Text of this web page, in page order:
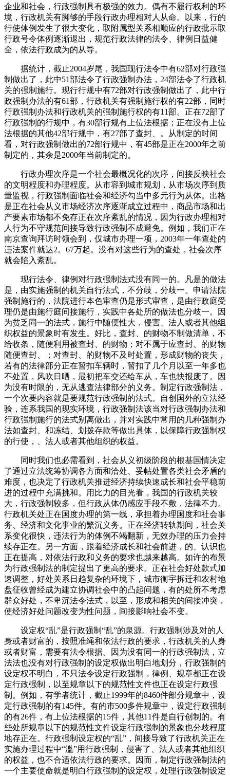
企业和社会，行政强制具有极强的效力。偶有不履行权利的环
境，行政机关有脚够的手段行政办理相对人从命。以来，行的
行使体例发生了很大变化，取附属型关系相顺应的行政批示取
行政号令体例逐渐退出，规范行政法律的法令、律例日益健
全，依法行政成为的从导。
据统计，截止2004岁尾，我国现行法令中有62部对行政强
制做出了，此中51部法令了行政强制办法，24部法令了行政机
关的强制施行。现行行规中有72部对行政强制做出了，此中行
政强制办法的有61部，行政机关有强制施行权的有22部，同时
行政强制办法和行政机关的强制施行权的有11部。正在72部了
行政强制的行规中，有30部行规有上位法根据；正在没有上位
法根据的其他42部行规中，有27部了查封、。从制定的时间
看，对行政强制做出的72部行规中，有45部是正在2000年之前
制定的，其余是2000年当前制定的。
行政办理次序是一个社会最概况化的次序，间接反映社会
的文明程度和办理程度。从市容到城市规划，从市场次序到质
量监视，行政强制面临社会和经济勾当中多元行为从体。出格
是正在社会从义市场经济次序逐渐成立过程中，商品市场和出
产要素市场都不免存正在次序紊乱的情况，因为行政办理相对
人行为不守规范间接导致行政强制不成避免。例如，我们正在
南京查询拜访时领会到，仅城市办理一项，2003年一年查处的
违法案件就达2。67万起。没有对这些行为的查处，社会次序
就会陷入紊乱。
现行法令、律例对行政强制法式没有同一的。凡是的做法
是，由实施强制的机关自行法式，不分歧，分歧一。申请法院
强制施行的，法院进行本色审查仍是形式审查，是由行政庭受
理仍是由施行庭间接施行，实践中各处所的做法也分歧一。因
为贫乏同一的法式，施行中随便性大，侵害、法人或者其他组
织权益的景象时有发生。好比，查封、的财物不制做清单，不
给收条，随便利用被查封、的财物；对不属于应查封、的财物
随便查封、；对查封、的财物不及时处置，形成财物的丧失，
若有的法律部分正在暂扣车辆时，暂扣了几个月以至一年多也
不处置，风吹日晒，最初把车交还给车从，车也快报废了。因
为没有时限的，无从逃查法律部分的义务。制定行政强制法，
一个次要内容就是要规范行政强制的法式。自创国外的立法经
验，连系我国的现实环境，行政强制法该当对行政强制办法和
行政强制施行的法式别离做出，并对实践中常用的几种强制办
法如查封、和冻结、划拨存款等做出具体，以保障行政强制权
的行使，、法人或者其他组织的权益。
同时我们也必需看到，社会从义初级阶段的根基国情决定
了通过立法统筹协调各方面和洽处、妥帖处置各类社会矛盾的
难度，也决定了行政机关推进经济持续快速成长和社会平稳前
进的过程中充满挑和。用比力的目光看，我国的行政机关较
大，行政强制较多，但行政从体仍感应手段不敷，法律不力。
行政机关处正在国度办理的第一线，承担着办理国度和社会事
务、经济和文化事业的繁沉义务。正在经济转轨期间，社会关
系变化很快，违法行为的体例不竭翻新，无效办理的压力会持
续存正在。另一方面，跟着经济成长和社会前进，的、认识也
正在提高，对依法行政和义务的要求也越来越高。如许的布景
为行政强制法的制定提出了更高的要求。正在社会好处款式加
速调整，好处关系日趋复杂的环境下，城市衡宇拆迁和农村地
盘征收曾经成为建立协调社会中的凸起问题，有的处所不考虑
群众好处，不卑沉法令法式，以至，形成和相关的间接冲突，
使经济好处问题改变为性问题，间接影响社会不变。
设定权“乱”是行政强制“乱”的泉源。行政强制涉及对的人
身或者财富的，按照准绳和依法行政的要求，行政机关的人身
或者财富，需要有法令根据。因为没有同一的行政强制法，立
法法也没有对行政强制的设定权做出明白地划分，行政强制的
设定权不明白，不只法令设定行政强制，律例、规章都正在设
定行政强制，以至规章以下的规范性文件也正在设定行政强
制。例如，有学者统计，截止1999年的8460件部分规章中，设
定行政强制的有145件。有的市500多件规章中，设定行政强制
的有26件，有上位法根据的15件，其他11件是自行创制的。有
些处所规章以下的规范性文件设定行政强制的景象也分歧程度
地存正在。行政强制设定权的“乱”，间接导致了行政机关正在
实施办理过程中“滥”用行政强制，侵害了、法人或者其他组织
的权益，也不合适依法行政的要求。因而，制定行政强制法的
一个主要使命就是明白行政强制的设定权，处理行政强制设定